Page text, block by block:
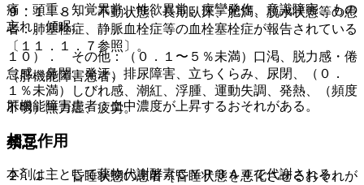
９．１．８． 不動状態、長期臥床、肥満、脱水状態等の患
者：肺塞栓症、静脈血栓症等の血栓塞栓症が報告されている
〔１１．１．７参照〕。
（肝機能障害患者）
肝機能障害患者：血中濃度が上昇するおそれがある。
相互作用
本剤は主として薬物代謝酵素ＣＹＰ３Ａ４で代謝される。
痛・頭重、知覚異常、性欲異常、痙攣発作、意識障害、もの
忘れ、傾眠。
１０）． その他：（０．１〜５％未満）口渇、脱力感・倦
怠感、鼻閉、発汗、排尿障害、立ちくらみ、尿閉、（０．
１％未満）しびれ感、潮紅、浮腫、運動失調、発熱、（頻度
不明）無力症、疲労。
禁忌
２．１． 昏睡状態の患者［昏睡状態を悪化させるおそれが